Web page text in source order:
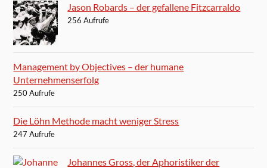
Jason Robards – der gefallene Fitzcarraldo
256 Aufrufe
Management by Objectives – der humane
Unternehmenserfolg
250 Aufrufe
Die Löhn Methode macht weniger Stress
247 Aufrufe
Johannes Gross, der Aphoristiker der